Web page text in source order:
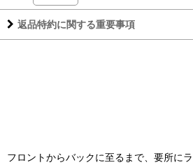
返品特約に関する重要事項
フロントからバックに至るまで、要所に